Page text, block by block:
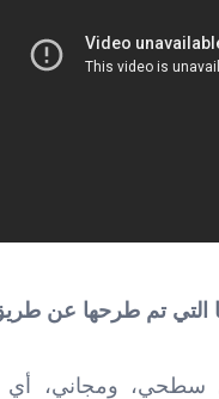
التي تم طرحها عن
ومجاني، أي